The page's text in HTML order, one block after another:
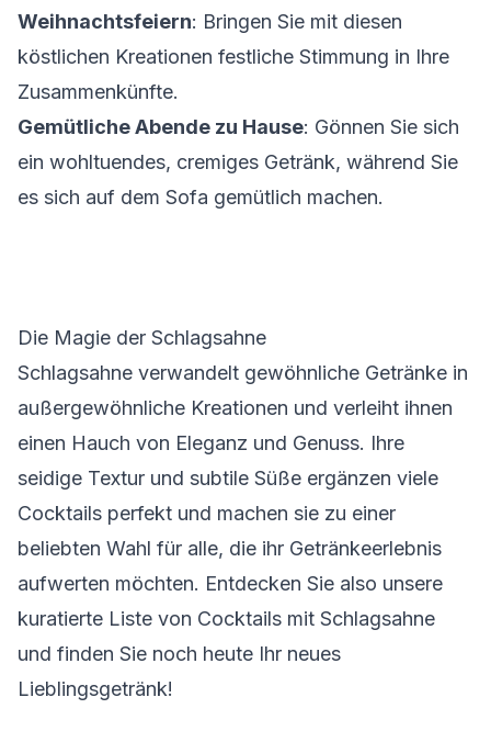
Weihnachtsfeiern: Bringen Sie mit diesen
köstlichen Kreationen festliche Stimmung in Ihre
Zusammenkünfte.
Gemütliche Abende zu Hause: Gönnen Sie sich
ein wohltuendes, cremiges Getränk, während Sie
es sich auf dem Sofa gemütlich machen.
Die Magie der Schlagsahne
Schlagsahne verwandelt gewöhnliche Getränke in
außergewöhnliche Kreationen und verleiht ihnen
einen Hauch von Eleganz und Genuss. Ihre
seidige Textur und subtile Süße ergänzen viele
Cocktails perfekt und machen sie zu einer
beliebten Wahl für alle, die ihr Getränkeerlebnis
aufwerten möchten. Entdecken Sie also unsere
kuratierte Liste von Cocktails mit Schlagsahne
und finden Sie noch heute Ihr neues
Lieblingsgetränk!